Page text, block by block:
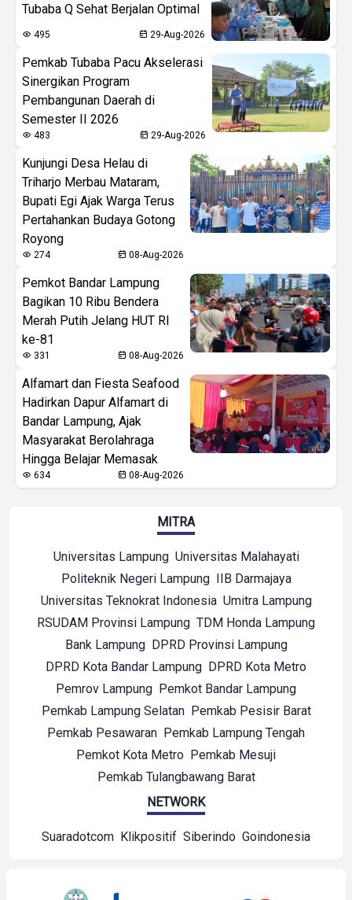
Tubaba Q Sehat Berjalan Optimal
495 29-Aug-2026
Pemkab Tubaba Pacu Akselerasi
Sinergikan Program
Pembangunan Daerah di
Semester II 2026
483 29-Aug-2026
Kunjungi Desa Helau di
Triharjo Merbau Mataram,
Bupati Egi Ajak Warga Terus
Pertahankan Budaya Gotong
Royong
274 08-Aug-2026
Pemkot Bandar Lampung
Bagikan 10 Ribu Bendera
Merah Putih Jelang HUT RI
ke-81
331 08-Aug-2026
Alfamart dan Fiesta Seafood
Hadirkan Dapur Alfamart di
Bandar Lampung, Ajak
Masyarakat Berolahraga
Hingga Belajar Memasak
634 08-Aug-2026
MITRA
Universitas Lampung Universitas Malahayati
Politeknik Negeri Lampung IIB Darmajaya
Universitas Teknokrat Indonesia Umitra Lampung
RSUDAM Provinsi Lampung TDM Honda Lampung
Bank Lampung DPRD Provinsi Lampung
DPRD Kota Bandar Lampung DPRD Kota Metro
Pemrov Lampung Pemkot Bandar Lampung
Pemkab Lampung Selatan Pemkab Pesisir Barat
Pemkab Pesawaran Pemkab Lampung Tengah
Pemkot Kota Metro Pemkab Mesuji
Pemkab Tulangbawang Barat
NETWORK
Suaradotcom Klikpositif Siberindo Goindonesia